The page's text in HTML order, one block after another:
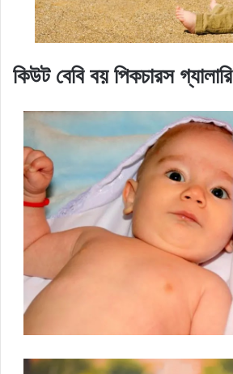
কিউট বেবি বয় পিকচারস গ্যালারি